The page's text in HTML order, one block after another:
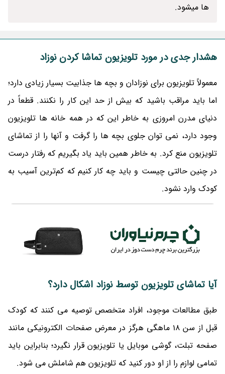
ها میشود.
هشدار جدی در مورد تلویزیون تماشا کردن نوزاد
معمولاً تلویزیون برای نوزادان و بچه ها جذابیت بسیار زیادی دارد؛
اما باید مراقب باشید که بیش از حد این کار را نکنند. قطعاً در
دنیای مدرن امروزی به خاطر این که در همه خانه‌ ها تلویزیون
وجود دارد، نمی‌ توان جلوی بچه‌ ها را گرفت و آنها را از تماشای
تلویزیون منع کرد. به خاطر همین باید یاد بگیریم که رفتار درست
در چنین حالتی چیست و باید چه کار کنیم که کم‌ترین آسیب به
کودک وارد نشود.
آیا تماشای تلویزیون توسط نوزاد اشکال دارد؟
طبق مطالعات موجود، افراد متخصص توصیه می کنند که کودک
قبل از سن 18 ماهگی هرگز در معرض صفحات الکترونیکی مانند
صفحه تبلت، گوشی موبایل یا تلویزیون قرار نگیرد؛ بنابراین باید
تمامی لوازم را از او دور کنید که تلویزیون هم شاملش می شود.